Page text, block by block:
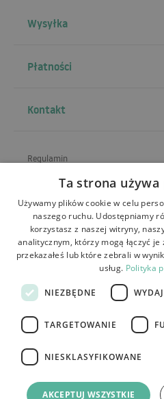
Wysyłka
Płatności
Kontakt
Regulamin
Wysyłka
Zwroty i reklamacje
Kontakt
e-commerce platform by:
Ta strona
Używamy plików cookie w celu
naszego ruchu. Udostępniamy
korzystasz z naszej witryny,
analitycznym, którzy mogą łączyć
przekazałeś lub które zebrali w
usług. Polityka
NIEZBĘDNE
TARGETOWANIE
NIESKLASYFIKOWANE
AKCEPTUJ WSZYSTKIE